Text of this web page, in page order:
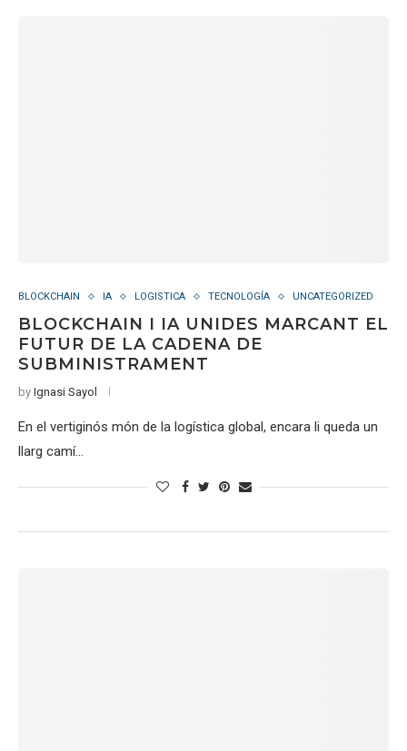
BLOCKCHAIN IA LOGISTICA TECNOLOGÍA UNCATEGORIZED
BLOCKCHAIN I IA UNIDES MARCANT EL
FUTUR DE LA CADENA DE
SUBMINISTRAMENT
by Ignasi Sayol
En el vertiginós món de la logística global, encara li queda un
llarg camí…